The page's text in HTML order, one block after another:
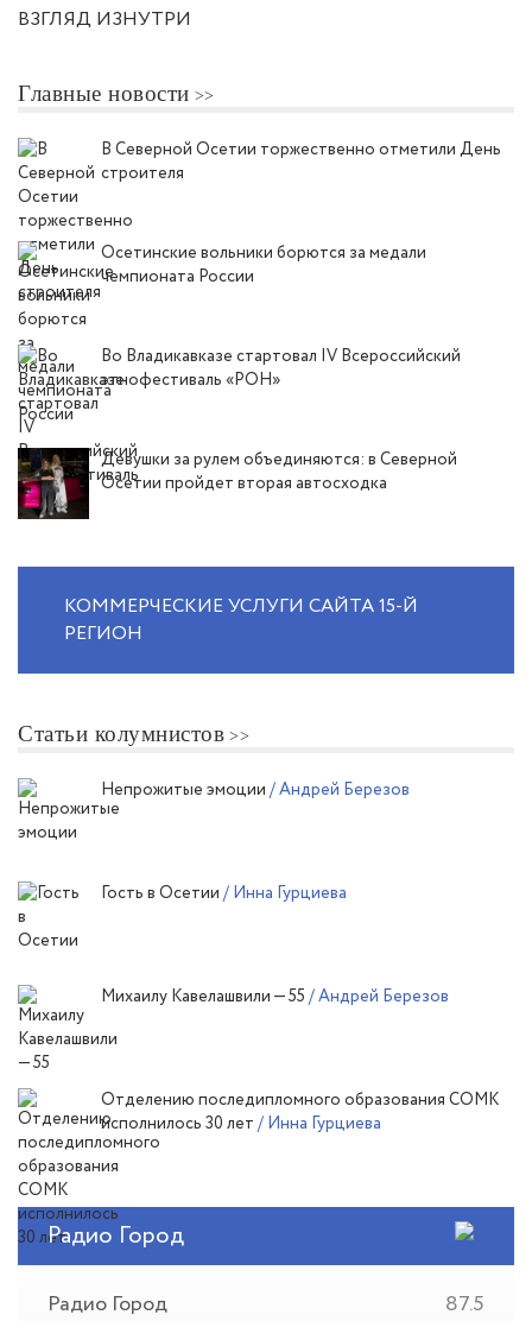
ВЗГЛЯД ИЗНУТРИ
Главные новости
В Северной Осетии торжественно отметили День
строителя
Осетинские вольники борются за медали
чемпионата России
Во Владикавказе стартовал IV Всероссийский
этнофестиваль «РОН»
Девушки за рулем объединяются: в Северной
Осетии пройдет вторая автосходка
КОММЕРЧЕСКИЕ УСЛУГИ САЙТА 15-Й
РЕГИОН
Статьи колумнистов
Непрожитые эмоции / Андрей Березов
Гость в Осетии / Инна Гурциева
Михаилу Кавелашвили — 55 / Андрей Березов
Отделению последипломного образования СОМК
исполнилось 30 лет / Инна Гурциева
Радио Город
Радио Город
87.5